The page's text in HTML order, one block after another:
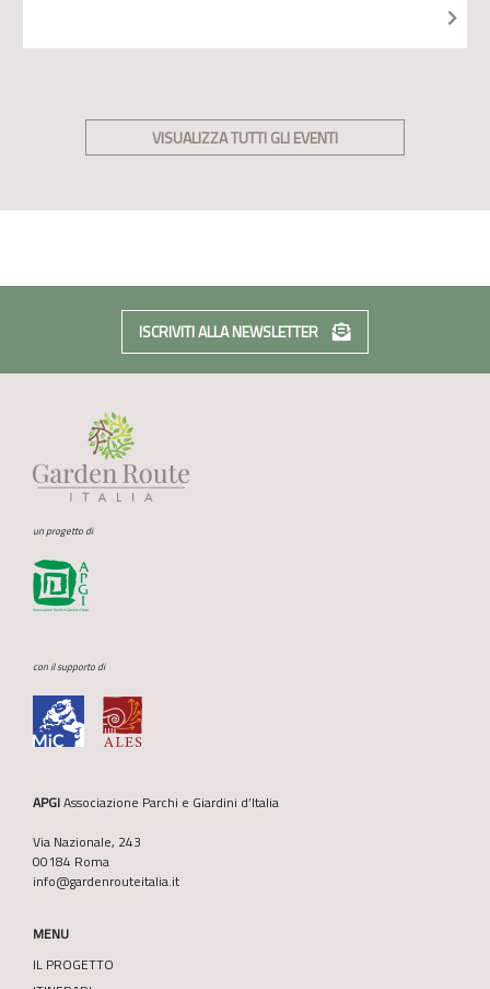
VISUALIZZA TUTTI GLI EVENTI
ISCRIVITI ALLA NEWSLETTER
un progetto di
con il supporto di
APGIAssociazione Parchi e Giardini d’Italia
Via Nazionale, 243
00184 Roma
info@gardenrouteitalia.it
MENU
IL PROGETTO